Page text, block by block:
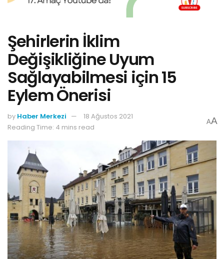
Şehirlerin İklim
Değişikliğine Uyum
Sağlayabilmesi için 15
Eylem Önerisi
by Haber Merkezi
18 Ağustos 2021
Reading Time: 4 mins read
AA